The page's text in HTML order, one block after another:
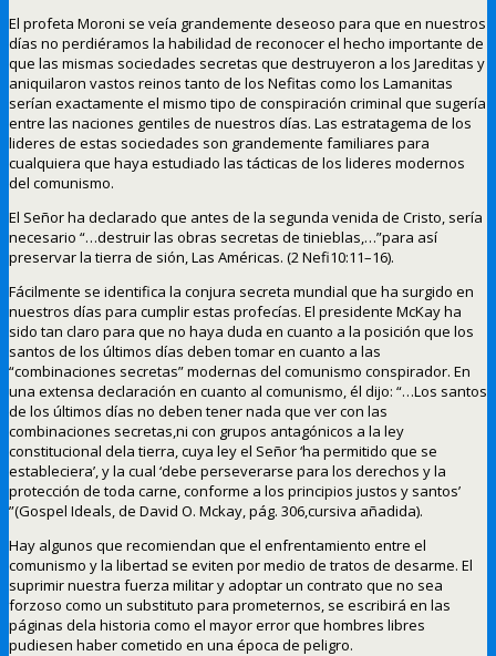
El profeta Moroni se veía grandemente deseoso para que en nuestros
días no perdiéramos la habilidad de reconocer el hecho importante de
que las mismas sociedades secretas que destruyeron a los Jareditas y
aniquilaron vastos reinos tanto de los Nefitas como los Lamanitas
serían exactamente el mismo tipo de conspiración criminal que sugería
entre las naciones gentiles de nuestros días. Las estratagema de los
lideres de estas sociedades son grandemente familiares para
cualquiera que haya estudiado las tácticas de los lideres modernos
del comunismo.
El Señor ha declarado que antes de la segunda venida de Cristo, sería
necesario “…destruir las obras secretas de tinieblas,…”para así
preservar la tierra de sión, Las Américas. (2 Nefi10:11–16).
Fácilmente se identifica la conjura secreta mundial que ha surgido en
nuestros días para cumplir estas profecías. El presidente McKay ha
sido tan claro para que no haya duda en cuanto a la posición que los
santos de los últimos días deben tomar en cuanto a las
“combinaciones secretas” modernas del comunismo conspirador. En
una extensa declaración en cuanto al comunismo, él dijo: “…Los santos
de los últimos días no deben tener nada que ver con las
combinaciones secretas,ni con grupos antagónicos a la ley
constitucional dela tierra, cuya ley el Señor ‘ha permitido que se
estableciera’, y la cual ‘debe perseverarse para los derechos y la
protección de toda carne, conforme a los principios justos y santos’
”(Gospel Ideals, de David O. Mckay, pág. 306,cursiva añadida).
Hay algunos que recomiendan que el enfrentamiento entre el
comunismo y la libertad se eviten por medio de tratos de desarme. El
suprimir nuestra fuerza militar y adoptar un contrato que no sea
forzoso como un substituto para prometernos, se escribirá en las
páginas dela historia como el mayor error que hombres libres
pudiesen haber cometido en una época de peligro.